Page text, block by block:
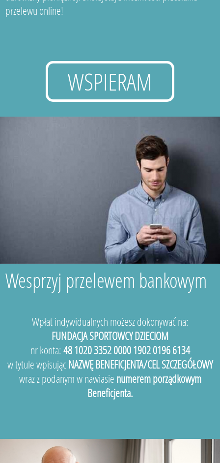
przelewu online!
WSPIERAM
Wesprzyj przelewem bankowym
Wpłat indywidualnych możesz dokonywać na:
FUNDACJA SPORTOWCY DZIECIOM
nr konta: 48 1020 3352 0000 1902 0196 6134
w tytule wpisującNAZWĘ BENEFICJENTA/CEL SZCZEGÓŁOWY
wraz z podanym w nawiasie numerem porządkowym
Beneficjenta.